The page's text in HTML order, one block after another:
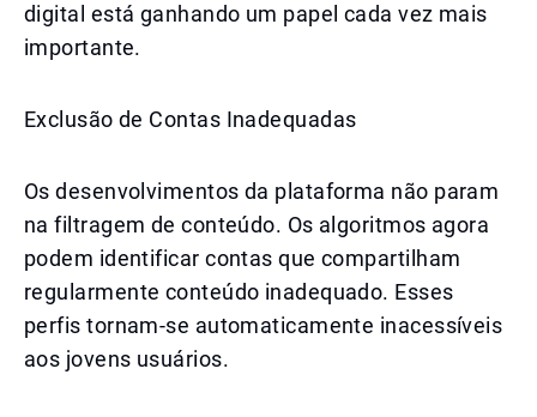
digital está ganhando um papel cada vez mais
importante.
Exclusão de Contas Inadequadas
Os desenvolvimentos da plataforma não param
na filtragem de conteúdo. Os algoritmos agora
podem identificar contas que compartilham
regularmente conteúdo inadequado. Esses
perfis tornam-se automaticamente inacessíveis
aos jovens usuários.